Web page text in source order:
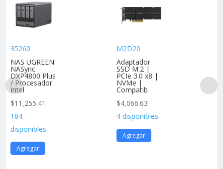
35260
NAS UGREEN
NASync
DXP4800 Plus
/ Procesador
Intel
$11,255.41
184
disponibles
Agregar
M2D20
Adaptador
SSD M.2 |
PCIe 3.0 x8 |
NVMe |
Compatib
$4,066.63
4 disponibles
Agregar